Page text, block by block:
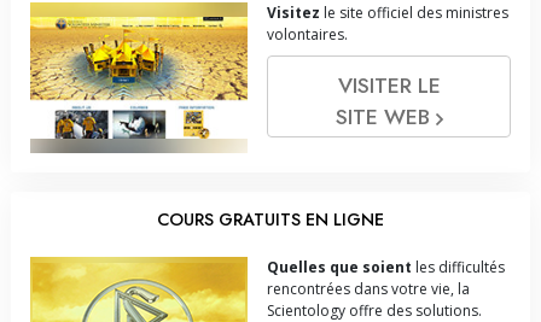
Visitez le site officiel des ministres
volontaires.
VISITER LE
SITE WEB
COURS GRATUITS EN LIGNE
Quelles que soient les difficultés
rencontrées dans votre vie, la
Scientology offre des solutions.